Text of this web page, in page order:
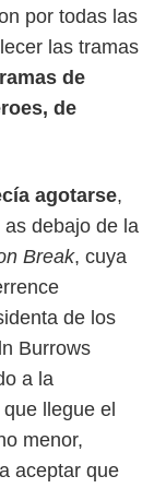
por todas las
las tramas
de
de
agotarse,
debajo de la
Break, cuya
de los
Burrows
a la
llegue el
menor,
aceptar que